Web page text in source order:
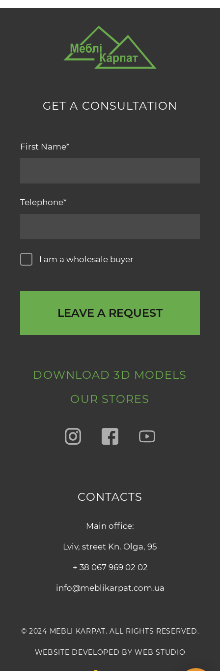
CONTACTS
Main office:
Lviv, street Kn. Olga, 95
+ 38 067 969 02 02
info@meblikarpat.com.ua
DOWNLOAD 3D MODELS
OUR STORES
GET A CONSULTATION
First Name
Telephone
I am a wholesale buyer
LEAVE A REQUEST
© 2024 MEBLI KARPAT. ALL RIGHTS RESERVED.
WEBSITE DEVELOPED BY WEB STUDIO